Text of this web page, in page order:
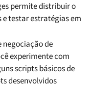
permite distribuir o
testar estratégias em
negociação de
experimente com
scripts básicos de
desenvolvidos